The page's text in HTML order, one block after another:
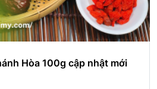
Hòa 100g cập nhật mới